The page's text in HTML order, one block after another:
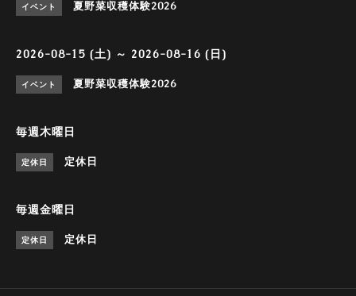
イベント 夏野菜収穫体験2026
2026-08-15 (土) ～ 2026-08-16 (日)
イベント 夏野菜収穫体験2026
毎週木曜日
定休日 定休日
毎週金曜日
定休日 定休日